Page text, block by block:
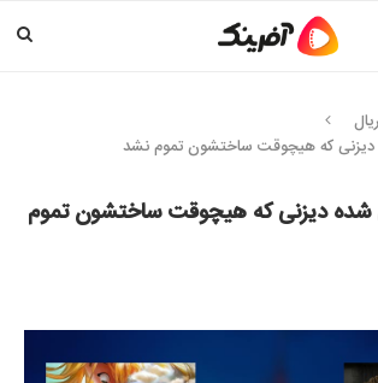
شده دیزنی که هیچوقت ساختشون تموم